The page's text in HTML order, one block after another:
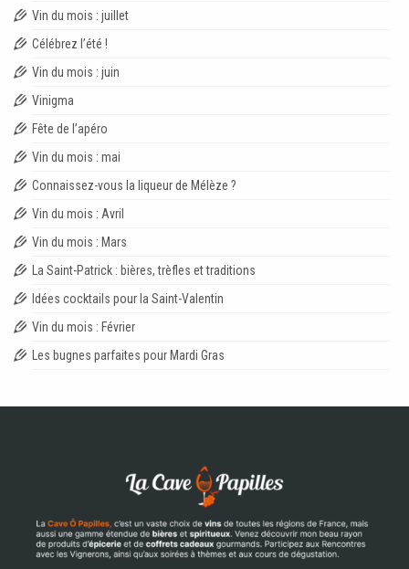
Vin du mois : juillet
Célébrez l’été !
Vin du mois : juin
Vinigma
Fête de l’apéro
Vin du mois : mai
Connaissez-vous la liqueur de Mélèze ?
Vin du mois : Avril
Vin du mois : Mars
La Saint-Patrick : bières, trèfles et traditions
Idées cocktails pour la Saint-Valentin
Vin du mois : Février
Les bugnes parfaites pour Mardi Gras